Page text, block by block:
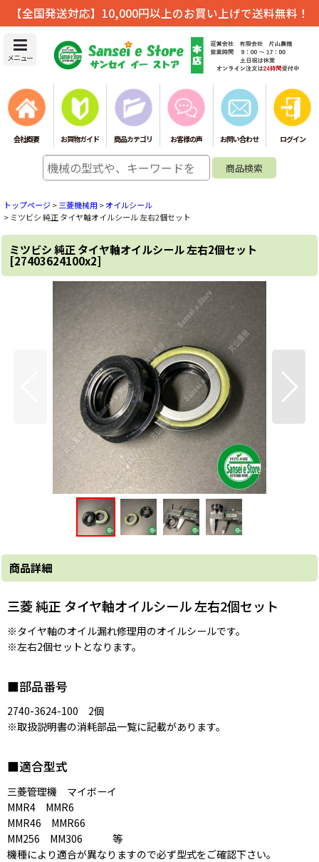
【全国発送対応】10,000円以上のお買い上げで送料無料！
メニュー
会社概要 お買物ガイド 商品カテゴリ お客様の声 お問い合わせ ログイン
トップページ>三菱機械用 >オイルシール
> ミツビシ 純正 タイヤ軸オイルシール 左右2個セット
ミツビシ 純正 タイヤ軸オイルシール 左右2個セット
[27403624100x2]
商品詳細
三菱 純正 タイヤ軸オイルシール 左右2個セット
※タイヤ軸のオイル漏れ修理用のオイルシールです。
※左右2個セットとなります。
■部品番号
2740-3624-100 2個
※取扱説明書の消耗部品一覧に記載があります。
■適合型式
三菱管理機 マイボーイ
MMR4 MMR6
MMR46 MMR66
MM256 MM306 等
機種により適合が異なりますので必ず型式をご確認下さい。